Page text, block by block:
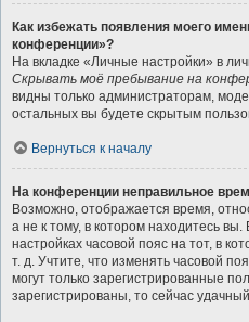
Как избежать появления моего
конференции»?
На вкладке «Личные настройки» в
Скрывать моё пребывание на
видны только администраторам,
остальных вы будете скрытым
Вернуться к началу
На конференции неправильное
Возможно, отображается время,
а не к тому, в котором находитесь
настройках часовой пояс на тот, в
т. д. Учтите, что изменять часовой
могут только зарегистрированные
зарегистрированы, то сейчас